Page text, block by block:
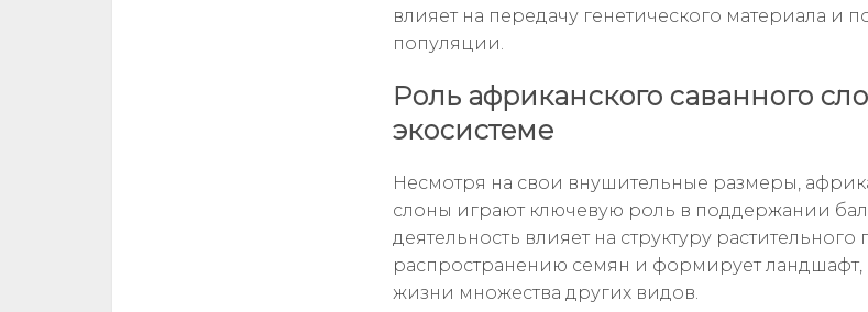
влияет на передачу генетического материала и
популяции.
Роль африканского саванного
экосистеме
Несмотря на свои внушительные размеры,
слоны играют ключевую роль в поддержании
деятельность влияет на структуру растительного
распространению семян и формирует ландшафт,
жизни множества других видов.